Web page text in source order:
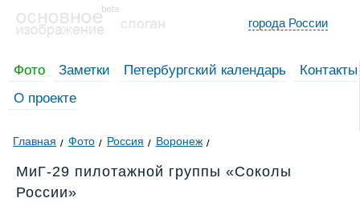
города России
Фото Заметки Петербургский календарь
Контакты
О проекте
Главная Фото Россия Воронеж
МиГ-29 пилотажной группы «Соколы
России»